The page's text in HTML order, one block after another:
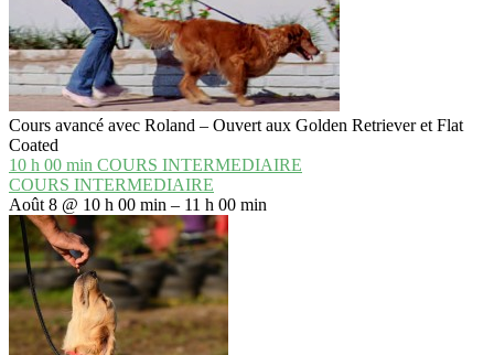
Cours avancé avec Roland – Ouvert aux Golden Retriever et Flat
Coated
10 h 00 min COURS INTERMEDIAIRE
COURS INTERMEDIAIRE
Août 8 @ 10 h 00 min – 11 h 00 min